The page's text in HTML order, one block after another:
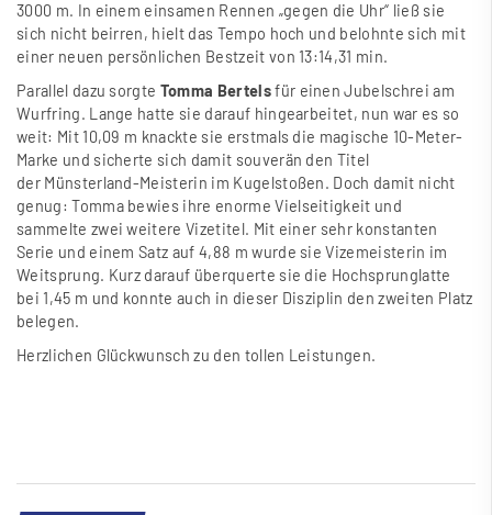
3000 m. In einem einsamen Rennen „gegen die Uhr“ ließ sie
sich nicht beirren, hielt das Tempo hoch und belohnte sich mit
einer neuen persönlichen Bestzeit von 13:14,31 min.
Parallel dazu sorgte Tomma Bertelsfür einen Jubelschrei am
Wurfring. Lange hatte sie darauf hingearbeitet, nun war es so
weit: Mit 10,09 m knackte sie erstmals die magische 10-Meter-
Marke und sicherte sich damit souverän den Titel
der Münsterland-Meisterin im Kugelstoßen. Doch damit nicht
genug: Tomma bewies ihre enorme Vielseitigkeit und
sammelte zwei weitere Vizetitel. Mit einer sehr konstanten
Serie und einem Satz auf 4,88 m wurde sie Vizemeisterin im
Weitsprung. Kurz darauf überquerte sie die Hochsprunglatte
bei 1,45 m und konnte auch in dieser Disziplin den zweiten Platz
belegen.
Herzlichen Glückwunsch zu den tollen Leistungen.